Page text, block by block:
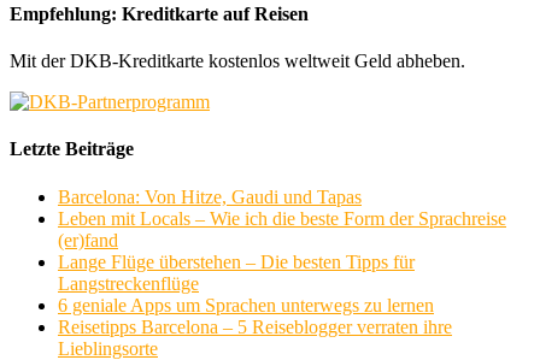
Empfehlung: Kreditkarte auf Reisen
Mit der DKB-Kreditkarte kostenlos weltweit Geld abheben.
Letzte Beiträge
Barcelona: Von Hitze, Gaudi und Tapas
Leben mit Locals – Wie ich die beste Form der Sprachreise
(er)fand
Lange Flüge überstehen – Die besten Tipps für
Langstreckenflüge
6 geniale Apps um Sprachen unterwegs zu lernen
Reisetipps Barcelona – 5 Reiseblogger verraten ihre
Lieblingsorte